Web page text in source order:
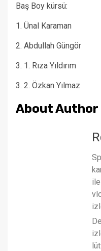
Baş Boy kürsü:
1. Ünal Karaman
2. Abdullah Güngör
3. 1. Rıza Yıldırım
3. 2. Özkan Yılmaz
About Author